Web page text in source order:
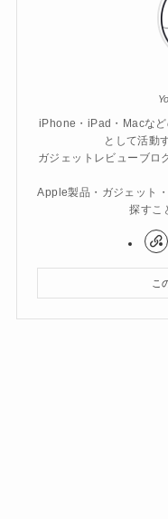
iPhone・iPad・Macな
として活動
ガジェットレビューブロ
Apple製品・ガジェット
探すこ
こ